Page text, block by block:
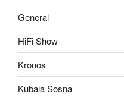
General
HiFi Show
Kronos
Kubala Sosna